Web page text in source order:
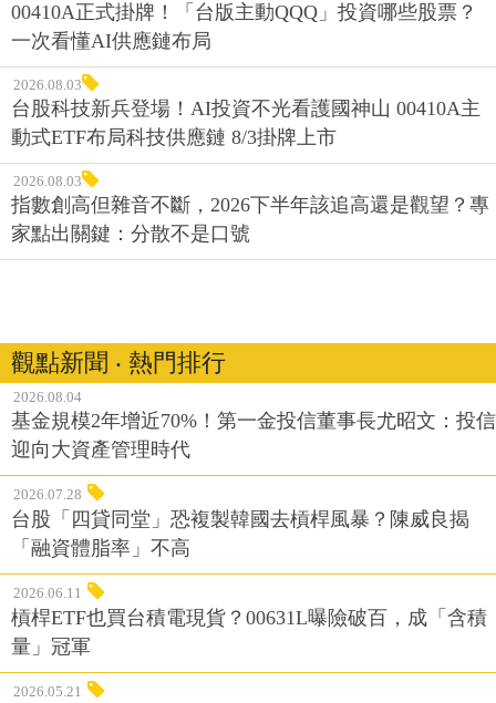
00410A正式掛牌！「台版主動QQQ」投資哪些股票？
一次看懂AI供應鏈布局
2026.08.03
台股科技新兵登場！AI投資不光看護國神山 00410A主
動式ETF布局科技供應鏈 8/3掛牌上市
2026.08.03
指數創高但雜音不斷，2026下半年該追高還是觀望？專
家點出關鍵：分散不是口號
觀點新聞 ‧ 熱門排行
2026.08.04
基金規模2年增近70%！第一金投信董事長尤昭文：投信
迎向大資產管理時代
2026.07.28
台股「四貸同堂」恐複製韓國去槓桿風暴？陳威良揭
「融資體脂率」不高
2026.06.11
槓桿ETF也買台積電現貨？00631L曝險破百，成「含積
量」冠軍
2026.05.21